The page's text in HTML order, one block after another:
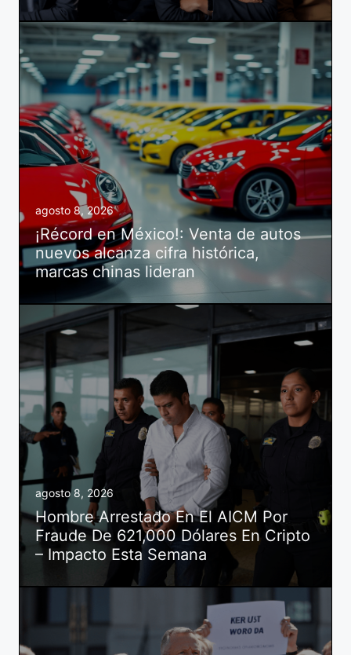
agosto 8, 2026
¡Récord en México!: Venta de autos
nuevos alcanza cifra histórica,
marcas chinas lideran
agosto 8, 2026
Hombre Arrestado En El AICM Por
Fraude De 621,000 Dólares En Cripto
– Impacto Esta Semana